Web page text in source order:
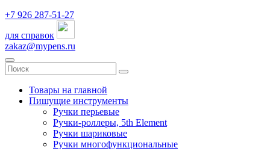
+7 926 287-51-27
для справок
zakaz@mypens.ru
Товары на главной
Пишущие инструменты
Ручки перьевые
Ручки-роллеры, 5th Element
Ручки шариковые
Ручки многофункциональные